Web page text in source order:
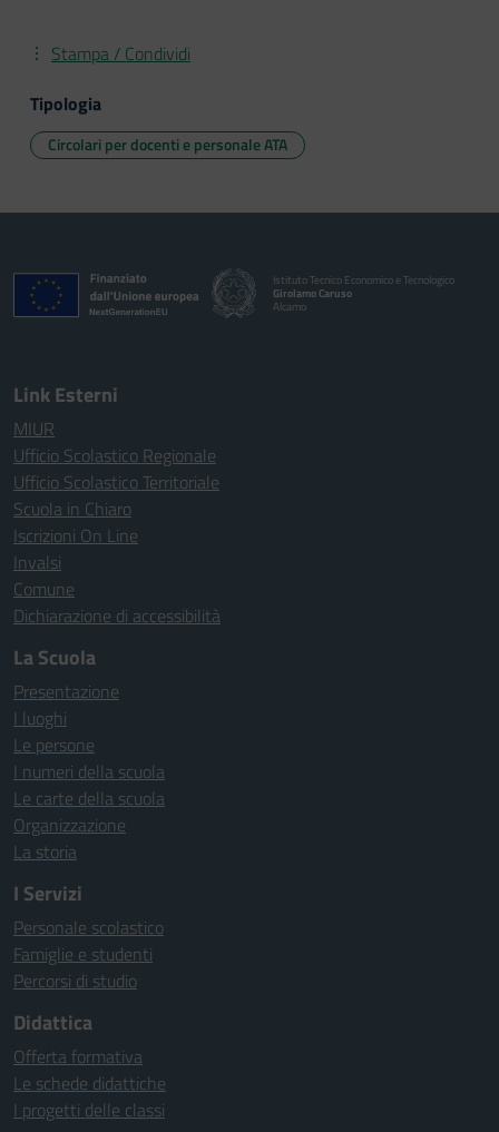
Stampa / Condividi
Tipologia
Circolari per docenti e personale ATA
Istituto Tecnico Economico e Tecnologico
Girolamo Caruso
Alcamo
Link Esterni
MIUR
Ufficio Scolastico Regionale
Ufficio Scolastico Territoriale
Scuola in Chiaro
Iscrizioni On Line
Invalsi
Comune
Dichiarazione di accessibilità
La Scuola
Presentazione
I luoghi
Le persone
I numeri della scuola
Le carte della scuola
Organizzazione
La storia
I Servizi
Personale scolastico
Famiglie e studenti
Percorsi di studio
Didattica
Offerta formativa
Le schede didattiche
I progetti delle classi